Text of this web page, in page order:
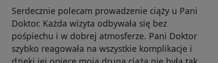
Serdecznie polecam prowadzenie ciąży u Pani
Doktor. Każda wizyta odbywała się bez
pośpiechu i w dobrej atmosferze. Pani Doktor
szybko reagowała na wszystkie komplikacje i